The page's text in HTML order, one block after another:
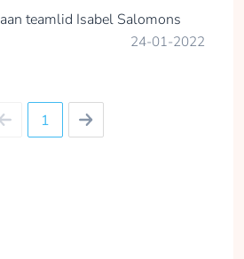
aan teamlid Isabel Salomons
24-01-2022
1